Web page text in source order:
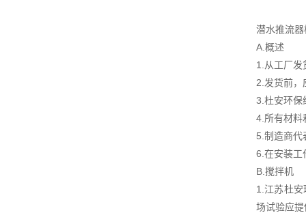
潜水推流
A.概述
1.从工厂发
2.发货前，
3.杜安环保
4.所有材料
5.制造商代
6.在安装工
B.搅拌机
1.江苏杜
场试验应